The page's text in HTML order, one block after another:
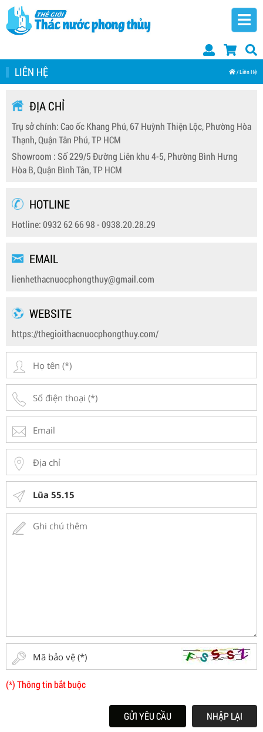
LIÊN HỆ /Liên Hệ
ĐỊA CHỈ
Trụ sở chính: Cao ốc Khang Phú, 67 Huỳnh Thiện Lộc, Phường Hòa
Thạnh, Quận Tân Phú, TP HCM
Showroom : Số 229/5 Đường Liên khu 4-5, Phường Bình Hưng
Hòa B, Quận Bình Tân, TP HCM
HOTLINE
Hotline:0932 62 66 98-0938.20.28.29
EMAIL
lienhethacnuocphongthuy@gmail.com
WEBSITE
https://thegioithacnuocphongthuy.com/
(*) Thông tin bắt buộc
NHẬP LẠI
GỬI YÊU CẦU